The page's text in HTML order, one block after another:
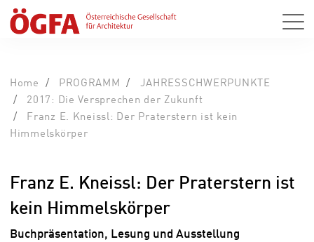
Home PROGRAMM
JAHRESSCHWERPUNKTE
2017: Die Versprechen der Zukunft
Franz E. Kneissl: Der Praterstern ist kein
Himmelskörper
Franz E. Kneissl: Der Praterstern ist
kein Himmelskörper
Buchpräsentation, Lesung und Ausstellung